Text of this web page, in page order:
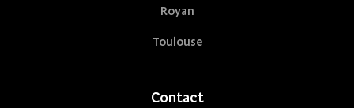
Royan
Toulouse
Contact